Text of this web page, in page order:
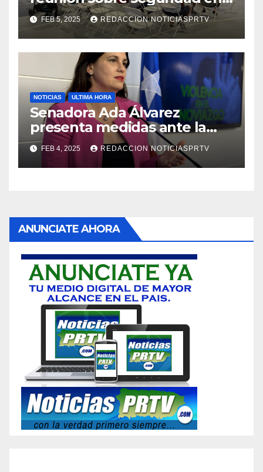
Reparto Metropolitano
FEB 5, 2025 REDACCION NOTICIASPRTV
NOTICIAS ULTIMA HORA
Senadora Ada Álvarez
presenta medidas ante la
violencia en el noviazgo
FEB 4, 2025 REDACCION NOTICIASPRTV
ANUNCIATE AHORA